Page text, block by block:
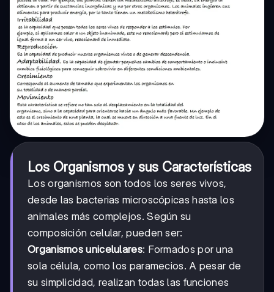
Los Organismos y sus Características
Los organismos son todos los seres vivos,
desde las bacterias microscópicas hasta los
animales más complejos. Según su
composición celular, pueden ser:
Organismos unicelulares: Formados por una
sola célula, como los paramecios. A pesar de
su simplicidad, realizan todas las funciones